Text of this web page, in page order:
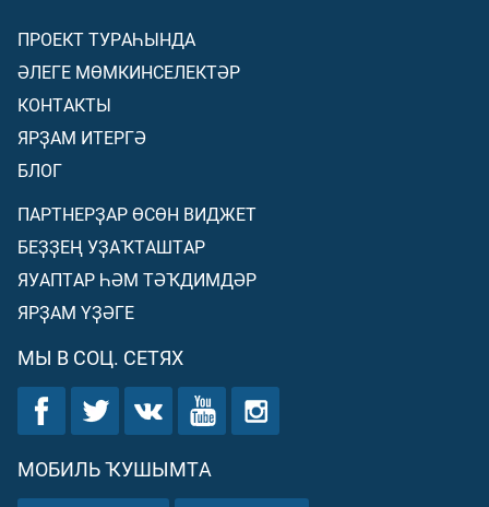
ПРОЕКТ ТУРАҺЫНДА
ӘЛЕГЕ МӨМКИНСЕЛЕКТӘР
КОНТАКТЫ
ЯРҘАМ ИТЕРГӘ
БЛОГ
ПАРТНЕРҘАР ӨСӨН ВИДЖЕТ
БЕҘҘЕҢ УҘАҠТАШТАР
ЯУАПТАР ҺӘМ ТӘҠДИМДӘР
ЯРҘАМ ҮҘӘГЕ
МЫ В СОЦ. СЕТЯХ
МОБИЛЬ ҠУШЫМТА